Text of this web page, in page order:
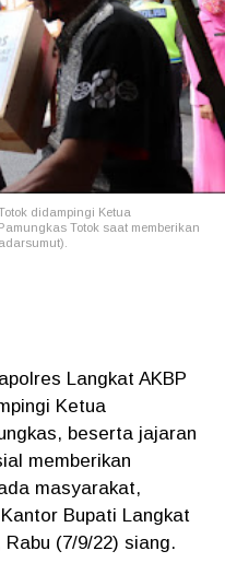
didampingi Ketua
Totok saat memberikan
Langkat AKBP
Ketua
beserta jajaran
memberikan
masyarakat,
Bupati Langkat
(7/9/22) siang.